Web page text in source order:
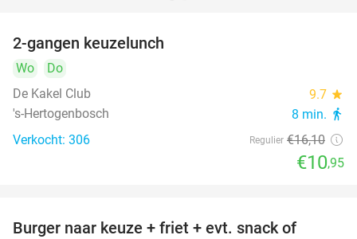
2-gangen keuzelunch
Wo
Do
De Kakel Club
9.7 star
's-Hertogenbosch 8 min. directions_walk
Verkocht: 306 Regulier €16,10
€10,95
Burger naar keuze + friet + evt. snack of